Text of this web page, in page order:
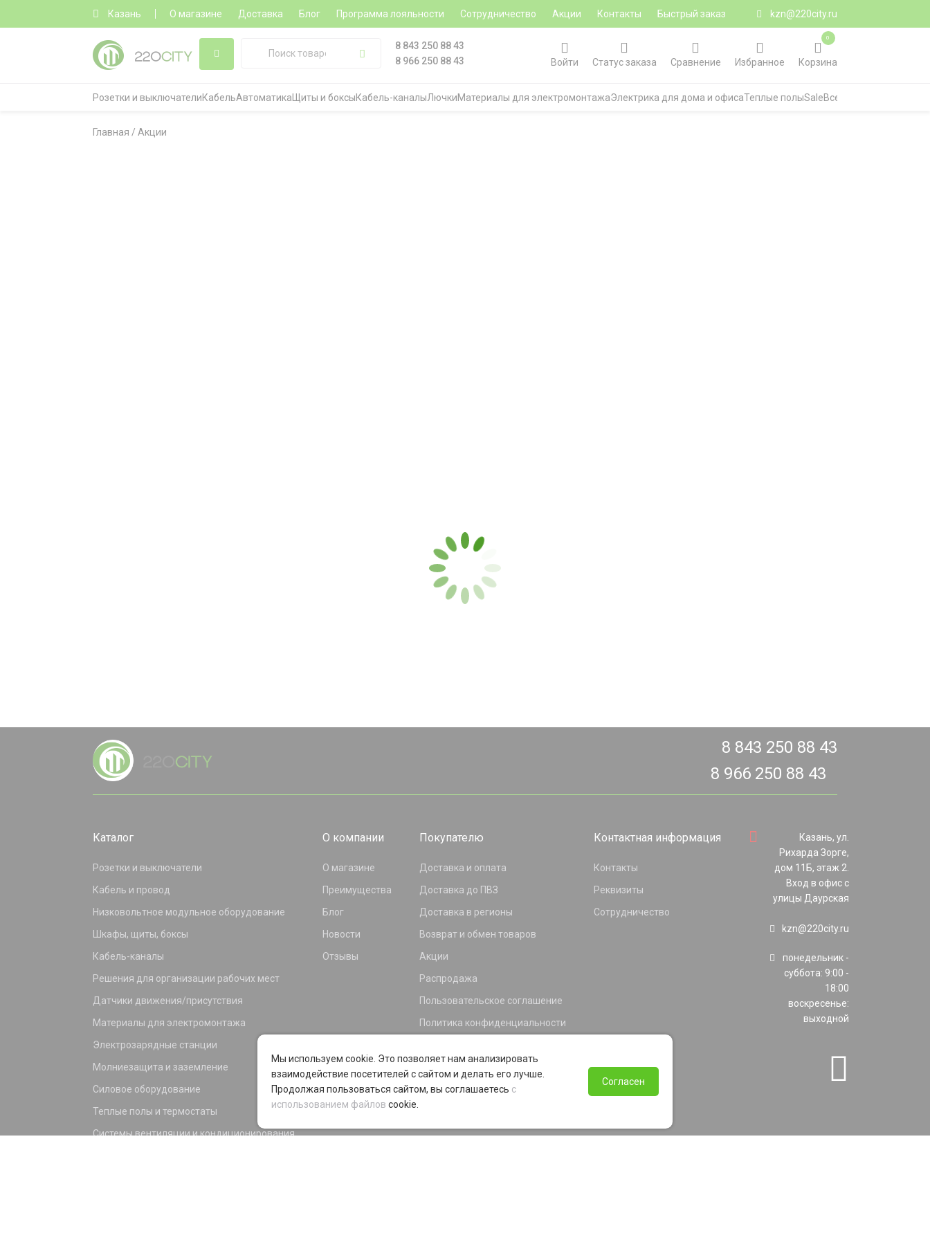
Казань О магазине Доставка Блог Программа лояльности Сотрудничество Акции Контакты Быстрый заказ kzn@220city.ru
8 843 250 88 43
8 966 250 88 43
Войти Статус заказа Сравнение Избранное Корзина
0
Розетки и выключателиКабельАвтоматика Щиты и боксыКабель-каналыЛючкиМатериалы для электромонтажаЭлектрика для дома и офисаТеплые полыSaleВсе категории
Главная / Акции
8 843 250 88 43
8 966 250 88 43
Каталог
Розетки и выключатели
Кабель и провод
Низковольтное модульное оборудование
Шкафы, щиты, боксы
Кабель-каналы
Решения для организации рабочих мест
Датчики движения/присутствия
Материалы для электромонтажа
Электрозарядные станции
Молниезащита и заземление
Силовое оборудование
Теплые полы и термостаты
Системы вентиляции и кондиционирования
О компании
О магазине
Преимущества
Блог
Новости
Отзывы
Покупателю
Доставка и оплата
Доставка до ПВЗ
Доставка в регионы
Возврат и обмен товаров
Акции
Распродажа
Пользовательское соглашение
Политика конфиденциальности
Программа лояльности
Контактная информация
Контакты
Реквизиты
Сотрудничество
Казань, ул.
Рихарда Зорге,
дом 11Б, этаж 2.
Вход в офис с
улицы Даурская
kzn@220city.ru
понедельник -
суббота: 9:00 -
18:00
воскресенье:
выходной
Мы используем cookie. Это позволяет нам анализировать
взаимодействие посетителей с сайтом и делать его лучше.
Продолжая пользоваться сайтом, вы соглашаетесь с
использованием файлов cookie.
Согласен